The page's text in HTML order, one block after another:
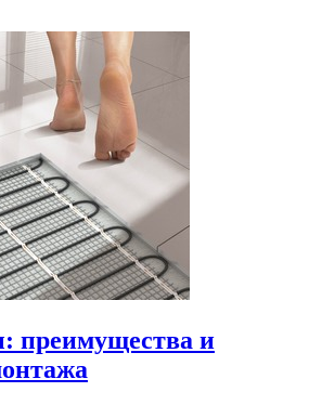
преимущества и